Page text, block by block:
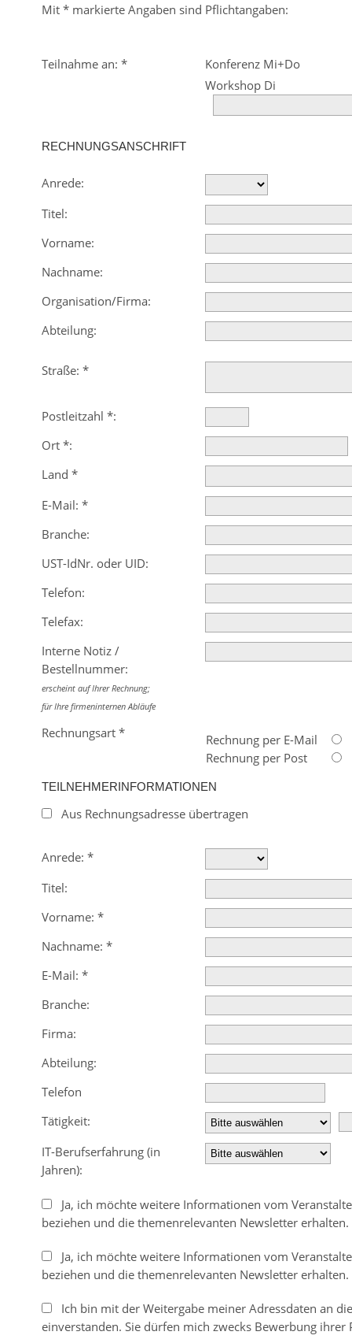
Mit * markierte Angaben sind Pflichtangaben:
Teilnahme an: *
Konferenz Mi+Do
Workshop Di
RECHNUNGSANSCHRIFT
Anrede:
Titel:
Vorname:
Nachname:
Organisation/Firma:
Abteilung:
Straße: *
Postleitzahl *:
Ort *:
Land *
E-Mail: *
Branche:
UST-IdNr. oder UID:
Telefon:
Telefax:
Interne Notiz /
Bestellnummer:
erscheint auf Ihrer Rechnung;
für Ihre firmeninternen Abläufe
Rechnungsart *
Rechnung per E-Mail
Rechnung per Post
TEILNEHMERINFORMATIONEN
Aus Rechnungsadresse übertragen
Anrede: *
Titel:
Vorname: *
Nachname: *
E-Mail: *
Branche:
Firma:
Abteilung:
Telefon
Tätigkeit:
IT-Berufserfahrung (in
Jahren):
Ja, ich möchte weitere Informationen vom
beziehen und die themenrelevanten Newsletter erhalten.
Ja, ich möchte weitere Informationen vom
beziehen und die themenrelevanten Newsletter erhalten.
Ich bin mit der Weitergabe meiner Adressdaten an
einverstanden. Sie dürfen mich zwecks Bewerbung ihrer